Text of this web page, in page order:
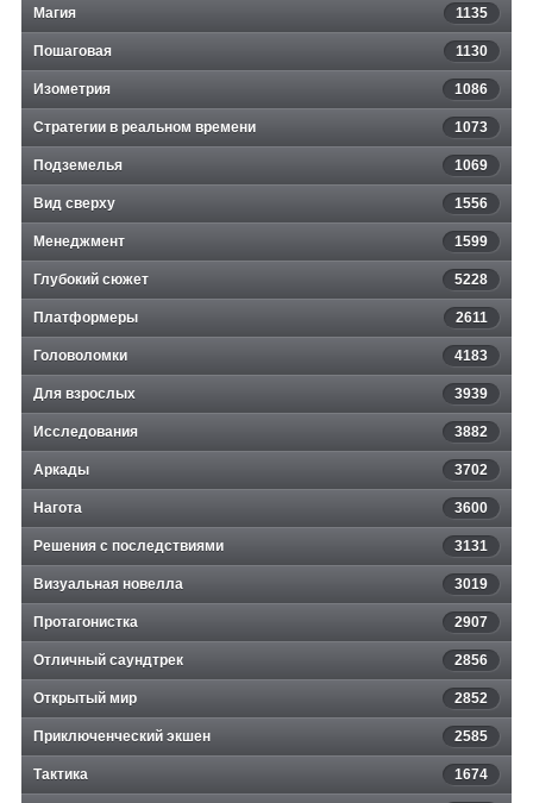
Магия 1135
Пошаговая 1130
Изометрия 1086
Стратегии в реальном времени 1073
Подземелья 1069
Вид сверху 1556
Менеджмент 1599
Глубокий сюжет 5228
Платформеры 2611
Головоломки 4183
Для взрослых 3939
Исследования 3882
Аркады 3702
Нагота 3600
Решения с последствиями 3131
Визуальная новелла 3019
Протагонистка 2907
Отличный саундтрек 2856
Открытый мир 2852
Приключенческий экшен 2585
Тактика 1674